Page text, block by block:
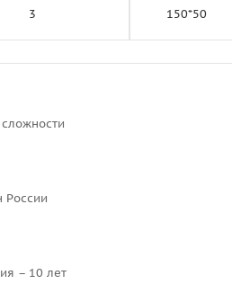
3 150*50
России
– 10 лет